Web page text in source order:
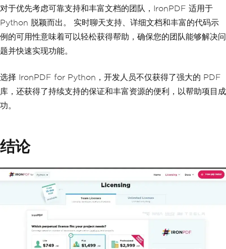
对于优先考虑可靠支持和丰富文档的团队，IronPDF 适用于
Python 脱颖而出。 实时聊天支持、详细文档和丰富的代码示
例的可用性意味着可以轻松获得帮助，确保您的团队能够解决问
题并快速实现功能。
选择 IronPDF for Python，开发人员不仅获得了强大的 PDF
库，还获得了持续支持的保证和丰富资源的便利，以帮助项目成
功。
结论